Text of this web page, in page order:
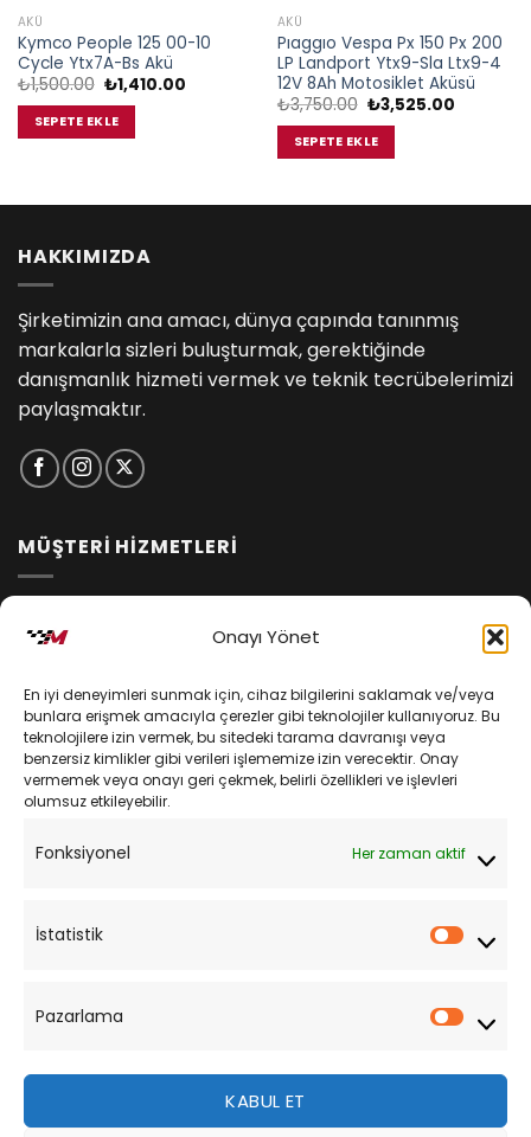
Onayı Yönet
En iyi deneyimleri sunmak için, cihaz bilgilerini saklamak ve/veya
bunlara erişmek amacıyla çerezler gibi teknolojiler kullanıyoruz. Bu
teknolojilere izin vermek, bu sitedeki tarama davranışı veya
benzersiz kimlikler gibi verileri işlememize izin verecektir. Onay
vermemek veya onayı geri çekmek, belirli özellikleri ve işlevleri
olumsuz etkileyebilir.
Fonksiyonel Her zaman aktif
İstatistik
Pazarlama
KABUL ET
AKÜ
Kymco People 125 00-10
Cycle Ytx7A-Bs Akü
₺1,500.00 Orijinal
fiyat:
₺1,500.00.
₺1,410.00Şu
SEPETE EKLE
AKÜ
Pıaggıo Vespa Px 150 Px 200
LP Landport Ytx9-Sla Ltx9-4
12V 8Ah Motosiklet Aküsü
₺3,750.00 Orijinal
fiyat:
₺3,750.00.
₺3,525.00Şu
SEPETE EKLE
HAKKIMIZDA
Şirketimizin ana amacı, dünya çapında tanınmış
markalarla sizleri buluşturmak, gerektiğinde
danışmanlık hizmeti vermek ve teknik tecrübelerimizi
paylaşmaktır.
MÜŞTERİ HİZMETLERİ
Kişisel Verilerin Korunması
Mesafeli Satış Sözleşmesi
Sipariş Takibi